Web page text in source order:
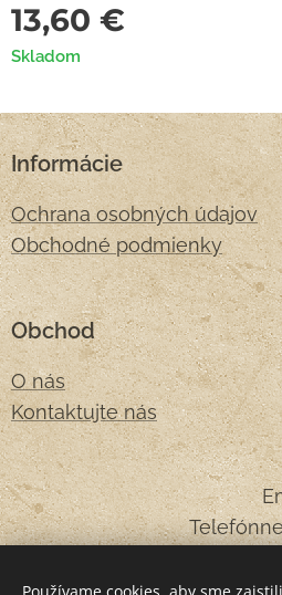
13,60 €
Skladom
Informácie
Ochrana osobných údajov
Obchodné podmienky
Obchod
O nás
Kontaktujte nás